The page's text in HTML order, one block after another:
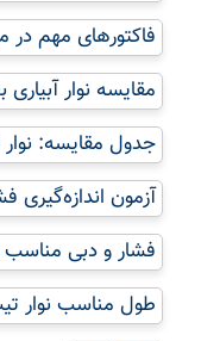
فاکتورهای مهم در
مقایسه نوار
جدول مقایسه:
آزمون اندازه‌گیری
فشار و دبی مناسب
طول مناسب نوار